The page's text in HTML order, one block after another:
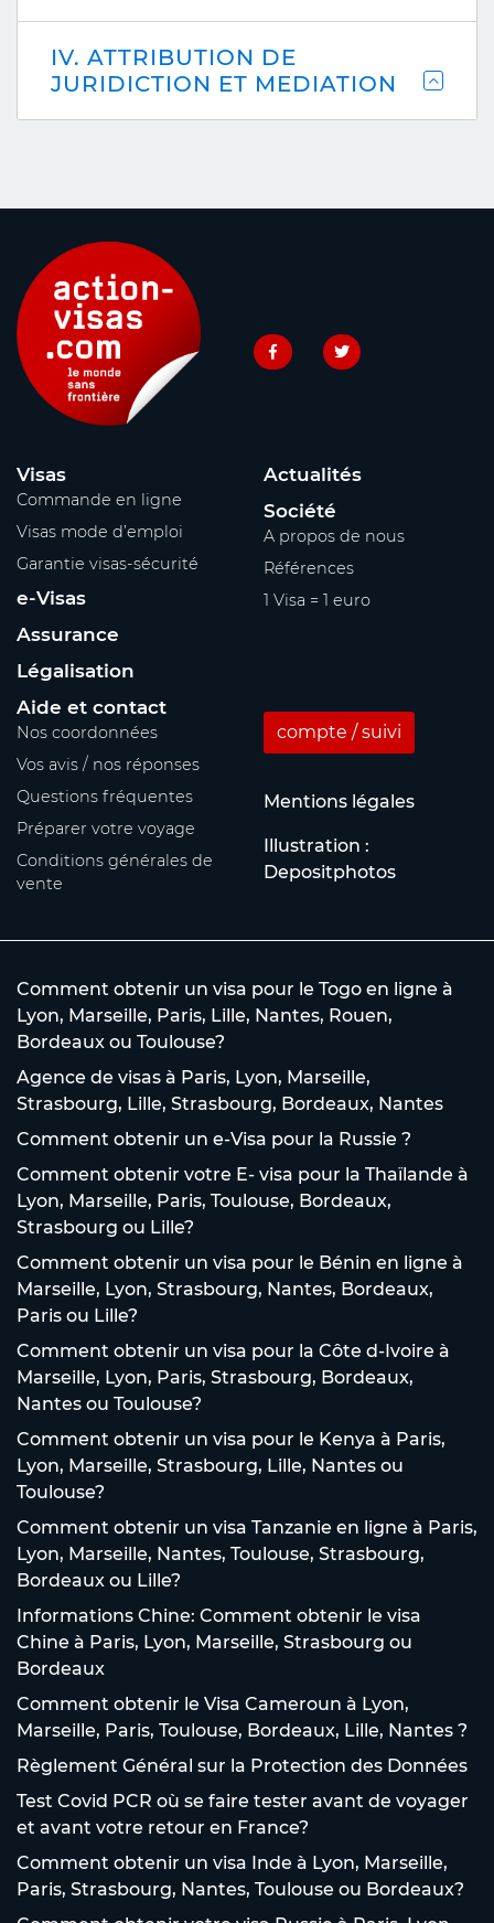
IV. ATTRIBUTION DE
JURIDICTION ET MEDIATION
Visas
Commande en ligne
Visas mode d’emploi
Garantie visas-sécurité
e-Visas
Assurance
Légalisation
Actualités
Société
A propos de nous
Références
1 Visa = 1 euro
Aide et contact
Nos coordonnées
Vos avis / nos réponses
Questions fréquentes
Préparer votre voyage
Conditions générales de
vente
compte / suivi
Mentions légales
Illustration :
Depositphotos
Comment obtenir un visa pour le Togo en ligne à
Lyon, Marseille, Paris, Lille, Nantes, Rouen,
Bordeaux ou Toulouse?
Agence de visas à Paris, Lyon, Marseille,
Strasbourg, Lille, Strasbourg, Bordeaux, Nantes
Comment obtenir un e-Visa pour la Russie ?
Comment obtenir votre E- visa pour la Thaïlande à
Lyon, Marseille, Paris, Toulouse, Bordeaux,
Strasbourg ou Lille?
Comment obtenir un visa pour le Bénin en ligne à
Marseille, Lyon, Strasbourg, Nantes, Bordeaux,
Paris ou Lille?
Comment obtenir un visa pour la Côte d-Ivoire à
Marseille, Lyon, Paris, Strasbourg, Bordeaux,
Nantes ou Toulouse?
Comment obtenir un visa pour le Kenya à Paris,
Lyon, Marseille, Strasbourg, Lille, Nantes ou
Toulouse?
Comment obtenir un visa Tanzanie en ligne à Paris,
Lyon, Marseille, Nantes, Toulouse, Strasbourg,
Bordeaux ou Lille?
Informations Chine: Comment obtenir le visa
Chine à Paris, Lyon, Marseille, Strasbourg ou
Bordeaux
Comment obtenir le Visa Cameroun à Lyon,
Marseille, Paris, Toulouse, Bordeaux, Lille, Nantes ?
Règlement Général sur la Protection des Données
Test Covid PCR où se faire tester avant de voyager
et avant votre retour en France?
Comment obtenir un visa Inde à Lyon, Marseille,
Paris, Strasbourg, Nantes, Toulouse ou Bordeaux?